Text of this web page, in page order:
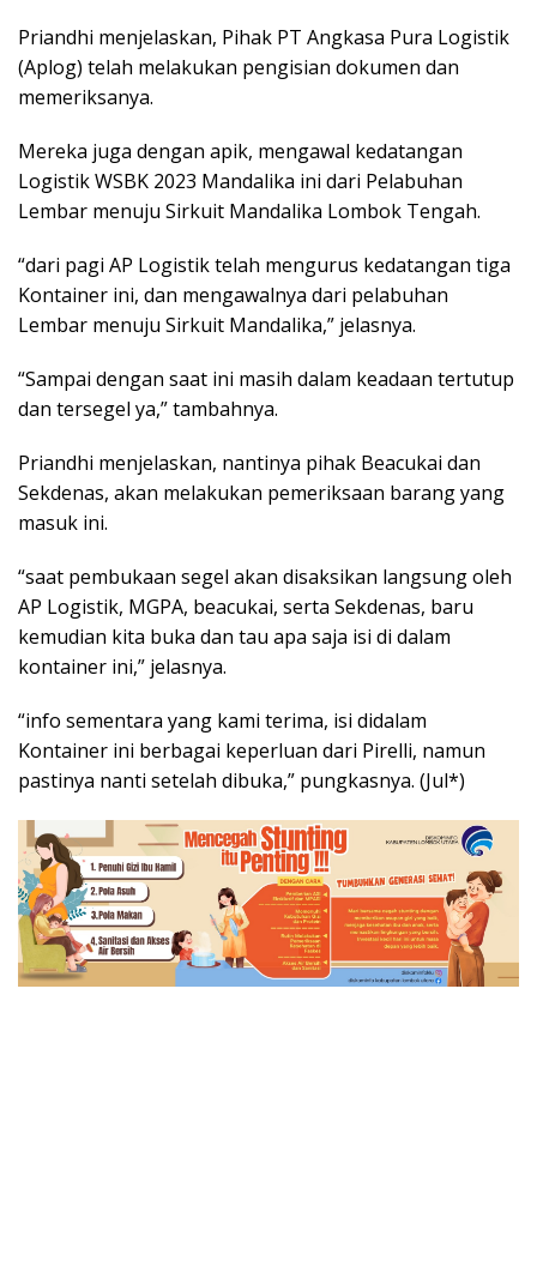
Priandhi menjelaskan, Pihak PT Angkasa Pura Logistik
(Aplog) telah melakukan pengisian dokumen dan
memeriksanya.
Mereka juga dengan apik, mengawal kedatangan
Logistik WSBK 2023 Mandalika ini dari Pelabuhan
Lembar menuju Sirkuit Mandalika Lombok Tengah.
“dari pagi AP Logistik telah mengurus kedatangan tiga
Kontainer ini, dan mengawalnya dari pelabuhan
Lembar menuju Sirkuit Mandalika,” jelasnya.
“Sampai dengan saat ini masih dalam keadaan tertutup
dan tersegel ya,” tambahnya.
Priandhi menjelaskan, nantinya pihak Beacukai dan
Sekdenas, akan melakukan pemeriksaan barang yang
masuk ini.
“saat pembukaan segel akan disaksikan langsung oleh
AP Logistik, MGPA, beacukai, serta Sekdenas, baru
kemudian kita buka dan tau apa saja isi di dalam
kontainer ini,” jelasnya.
“info sementara yang kami terima, isi didalam
Kontainer ini berbagai keperluan dari Pirelli, namun
pastinya nanti setelah dibuka,” pungkasnya. (Jul*)